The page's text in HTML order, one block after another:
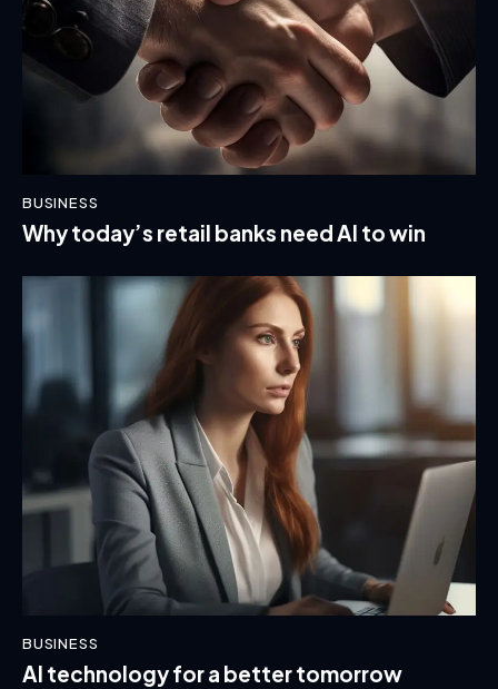
BUSINESS
Why today’s retail banks need AI to win
BUSINESS
AI technology for a better tomorrow